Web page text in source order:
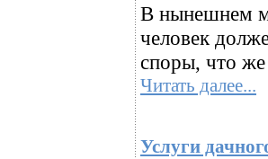
В нынешнем
человек
споры, что
Читать далее...
Услуги